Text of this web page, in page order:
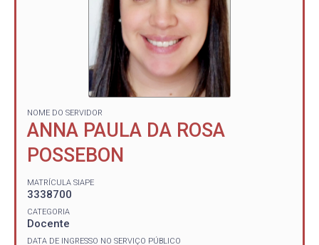
NOME DO SERVIDOR
ANNA PAULA DA ROSA
POSSEBON
MATRÍCULA SIAPE
3338700
CATEGORIA
Docente
DATA DE INGRESSO NO SERVIÇO PÚBLICO